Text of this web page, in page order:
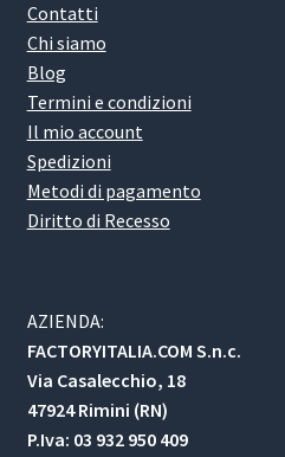
Contatti
Chi siamo
Blog
Termini e condizioni
Il mio account
Spedizioni
Metodi di pagamento
Diritto di Recesso
AZIENDA:
FACTORYITALIA.COM S.n.c.
Via Casalecchio, 18
47924 Rimini (RN)
P.Iva: 03 932 950 409